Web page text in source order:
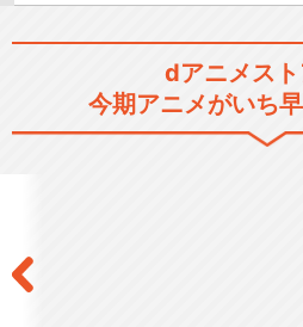
忍た
dアニメス
今期アニメがいち